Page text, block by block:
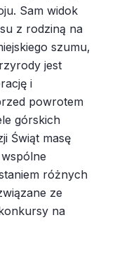
Sam widok
z rodziną na
szumu,
jest
i
powrotem
górskich
Świąt masę
różnych
ze
na